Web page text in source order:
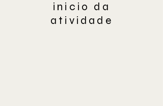
inicio da
atividade